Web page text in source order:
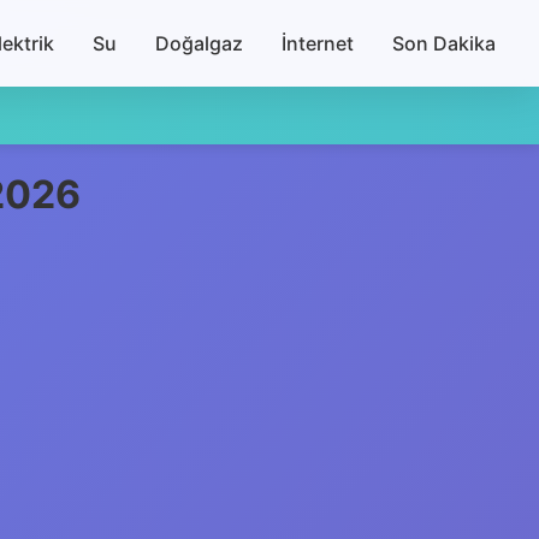
Su Doğalgaz İnternet Son Dakika